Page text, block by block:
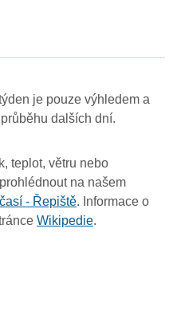
je pouze výhledem a
dalších dní.
teplot, větru nebo
na našem
- Řepiště. Informace o
Wikipedie.